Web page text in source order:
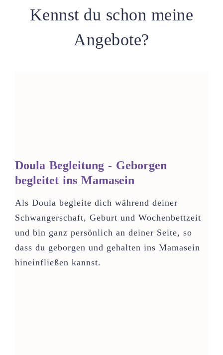
Kennst du schon meine
Angebote?
Doula Begleitung - Geborgen
begleitet ins Mamasein
Als Doula begleite dich während deiner
Schwangerschaft, Geburt und Wochenbettzeit
und bin ganz persönlich an deiner Seite, so
dass du geborgen und gehalten ins Mamasein
hineinfließen kannst.